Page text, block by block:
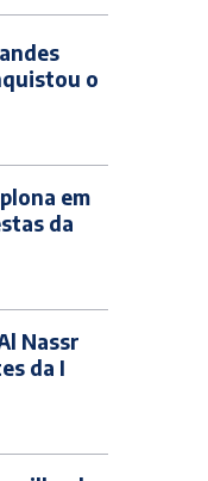
o
em
da
Nassr
da I